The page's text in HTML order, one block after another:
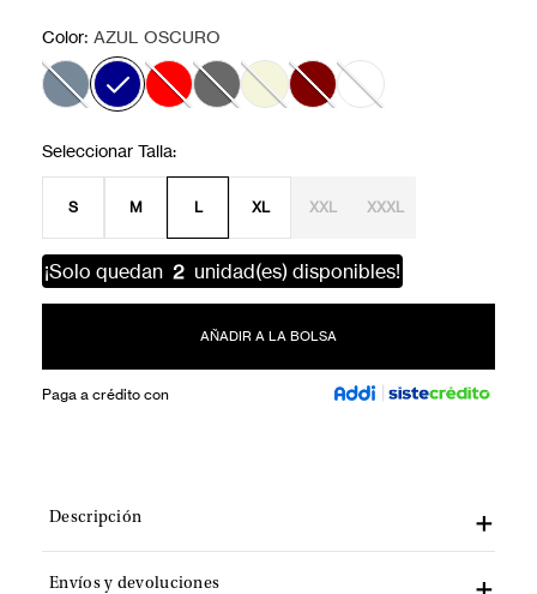
Color: AZUL OSCURO
S M L XL XXL XXXL
¡Solo quedan 2 unidad(es) disponibles!
AÑADIR A LA BOLSA
Paga a crédito con
Descripción
Envíos y devoluciones